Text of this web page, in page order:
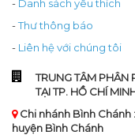
- Danh sách yêu thích
-Thư thông báo
- Liên hệ với chúng tôi
TRUNG TÂM PHÂN
TẠI TP. HỒ CHÍ
Chi nhánh Bình Chánh
huyện Bình Chánh